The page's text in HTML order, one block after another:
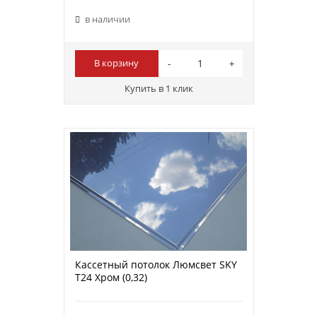
в наличии
В корзину
Купить в 1 клик
Кассетный потолок Люмсвет SKY
Т24 Хром (0,32)